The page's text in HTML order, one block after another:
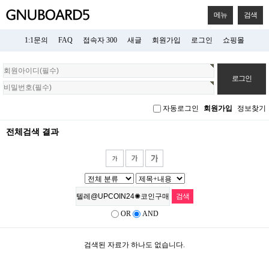
메뉴 검색
1:1문의 FAQ 접속자 300 새글 회원가입 로그인 쇼핑몰
회
원
로
자동로그인 회원가입 정보찾기
전체검색 결과
OR AND
검색된 자료가 하나도 없습니다.